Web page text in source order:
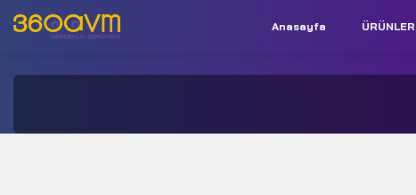
İletişim: +90 850 532 9312
Anasayfa ÜRÜNLER